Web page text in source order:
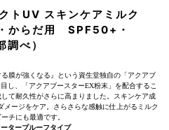
トUV スキンケアミルク
からだ用 SPF50+・
べ）
膜が強くなる』という資生堂独自の「アクアブ
し、「アクアブースターEX粉末」を配合するこ
て耐久性がさらに高まりました。スキンケア成
メージをケア。さらさらな感触に仕上がるミルク
チにも最適です。
タープルーフタイプ